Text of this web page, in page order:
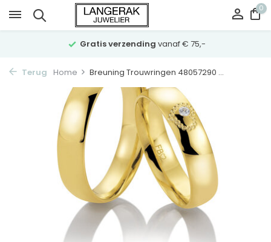
0
Gratis verzending vanaf € 75,-
Terug Home Breuning Trouwringen 48057290 ...